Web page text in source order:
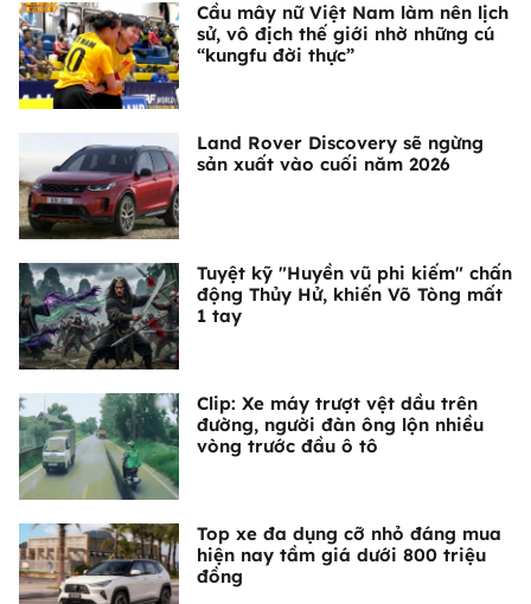
Cầu mây nữ Việt Nam làm nên lịch
sử, vô địch thế giới nhờ những cú
“kungfu đời thực”
Land Rover Discovery sẽ ngừng
sản xuất vào cuối năm 2026
Tuyệt kỹ "Huyền vũ phi kiếm" chấn
động Thủy Hử, khiến Võ Tòng mất
1 tay
Clip: Xe máy trượt vệt dầu trên
đường, người đàn ông lộn nhiều
vòng trước đầu ô tô
Top xe đa dụng cỡ nhỏ đáng mua
hiện nay tầm giá dưới 800 triệu
đồng